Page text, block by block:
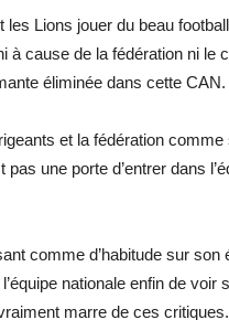
les Lions jouer du beau
à cause de la fédération ni le
éliminée dans cette CAN.
et la fédération comme
une porte d’entrer dans
comme d’habitude sur
nationale enfin de voir
marre de ces critiques.